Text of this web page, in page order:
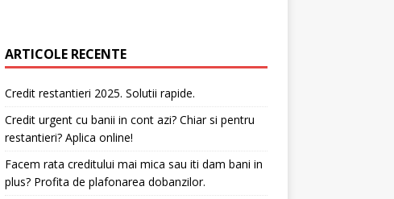
ARTICOLE RECENTE
Credit restantieri 2025. Solutii rapide.
Credit urgent cu banii in cont azi? Chiar si pentru
restantieri? Aplica online!
Facem rata creditului mai mica sau iti dam bani in
plus? Profita de plafonarea dobanzilor.